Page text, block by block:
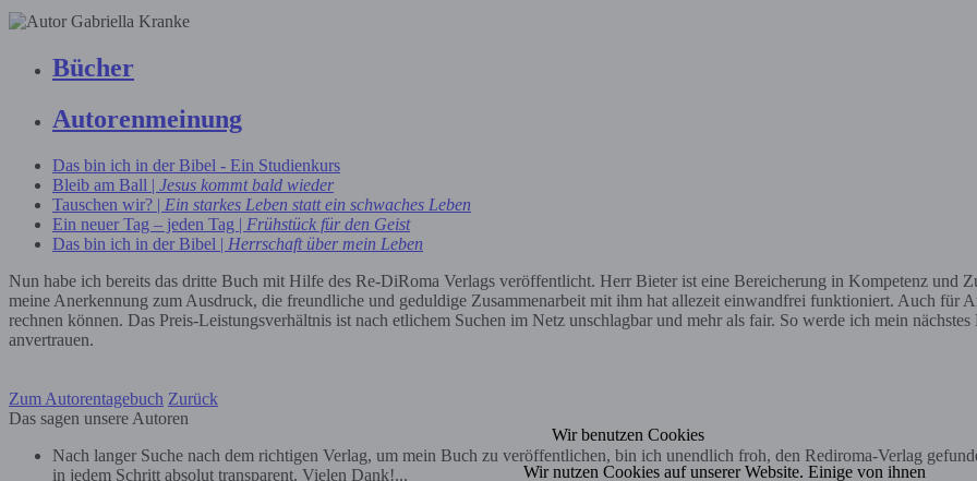
Bücher
Autorenmeinung
Das bin ich in der Bibel - Ein Studienkurs
Bleib am Ball | Jesus kommt bald wieder
Tauschen wir? | Ein starkes Leben statt ein schwaches Leben
Ein neuer Tag – jeden Tag | Frühstück für den Geist
Das bin ich in der Bibel | Herrschaft über mein Leben
Nun habe ich bereits das dritte Buch mit Hilfe des Re-DiRoma Verlags veröffentlicht. Herr Bieter ist eine Bereicherung in Kompetenz und
meine Anerkennung zum Ausdruck, die freundliche und geduldige Zusammenarbeit mit ihm hat allezeit einwandfrei funktioniert. Auch für
rechnen können. Das Preis-Leistungsverhältnis ist nach etlichem Suchen im Netz unschlagbar und mehr als fair. So werde ich mein
anvertrauen.
Zum Autorentagebuch Zurück
Das sagen unsere Autoren
Nach langer Suche nach dem richtigen Verlag, um mein Buch zu veröffentlichen, bin ich unendlich froh, den Rediroma-Verlag
in jedem Schritt absolut transparent. Vielen Dank!...
Wir benutzen Cookies
Wir nutzen Cookies auf unserer Website. Einige von ihnen